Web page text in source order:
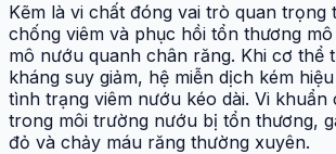
Kẽm là vi chất đóng vai trò quan trọng
chống viêm và phục hồi tổn thương
mô nướu quanh chân răng. Khi cơ thể
kháng suy giảm, hệ miễn dịch kém
tình trạng viêm nướu kéo dài. Vi khuẩn
trong môi trường nướu bị tổn thương,
đỏ và chảy máu răng thường xuyên.